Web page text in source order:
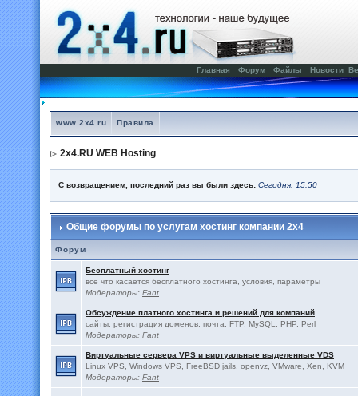
Главная Форум Файлы Новости
www.2x4.ru Правила
2x4.RU WEB Hosting
С возвращением, последний раз вы были здесь: Сегодня, 15:50
Общие форумы по услугам хостинг компании 2x4
Форум
Бесплатный хостинг
все что касается бесплатного хостинга, условия, параметры
Модераторы: Fant
Обсуждение платного хостинга и решений для компаний
сайты, регистрация доменов, почта, FTP, MySQL, PHP, Perl
Модераторы: Fant
Виртуальные сервера VPS и виртуальные выделенные VDS
Linux VPS, Windows VPS, FreeBSD jails, openvz, VMware, Xen, KVM
Модераторы: Fant